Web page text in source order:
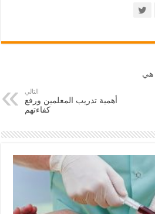
هي
التالي
أهمية تدريب المعلمين ورفع
كفاءتهم